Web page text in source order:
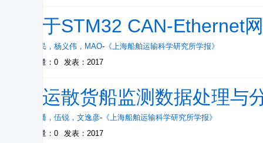
基于STM32 CAN-Ethernet
毛为民 ， 杨义伟 ， MAO- 《上海船舶运输科学研究所学报》
被引量：0
发表：2017
营运散货船监测数据处理与
乔继潘 ， 伍锐 ， 文逸彦- 《上海船舶运输科学研究所学报》
被引量：0
发表：2017